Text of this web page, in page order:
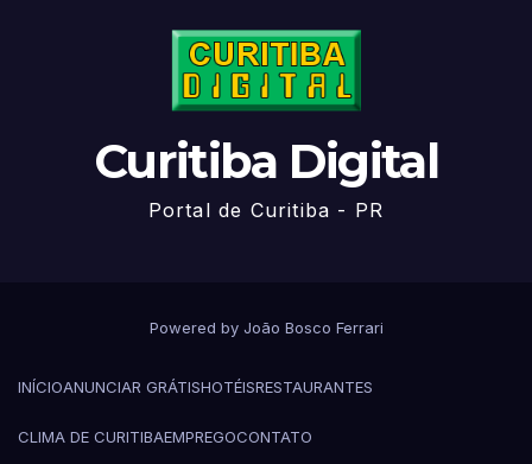
Curitiba Digital
Portal de Curitiba - PR
Powered by João Bosco Ferrari
INÍCIOANUNCIAR GRÁTISHOTÉISRESTAURANTES
CLIMA DE CURITIBAEMPREGOCONTATO